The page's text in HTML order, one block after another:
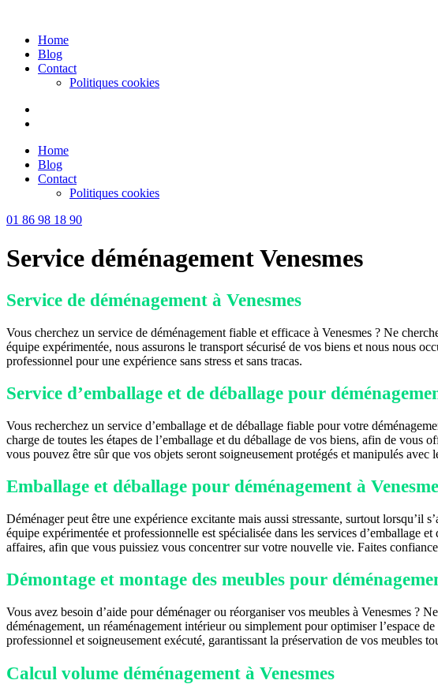
contentHome
Blog
Contact
Politiques cookies
Home
Blog
Contact
Politiques cookies
01 86 98 18 90
Service déménagement Venesmes
Service de déménagement à Venesmes
Vous cherchez un service de déménagement fiable et efficace à Venesmes ? Ne
équipe expérimentée, nous assurons le transport sécurisé de vos biens et nous nous
professionnel pour une expérience sans stress et sans tracas.
Service d’emballage et de déballage pour
Vous recherchez un service d’emballage et de déballage fiable pour votre
charge de toutes les étapes de l’emballage et du déballage de vos biens, afin de
vous pouvez être sûr que vos objets seront soigneusement protégés et manipulés
Emballage et déballage pour déménagement à
Déménager peut être une expérience excitante mais aussi stressante, surtout lorsqu’il
équipe expérimentée et professionnelle est spécialisée dans les services d’emballage
affaires, afin que vous puissiez vous concentrer sur votre nouvelle vie. Faites
Démontage et montage des meubles pour
Vous avez besoin d’aide pour déménager ou réorganiser vos meubles à Venesmes ?
déménagement, un réaménagement intérieur ou simplement pour optimiser l’espace
professionnel et soigneusement exécuté, garantissant la préservation de vos meubles
Calcul volume déménagement à Venesmes